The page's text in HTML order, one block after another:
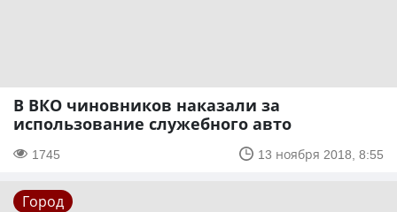
В ВКО чиновников наказали за
использование служебного авто
1745 13 ноября 2018, 8:55
Город